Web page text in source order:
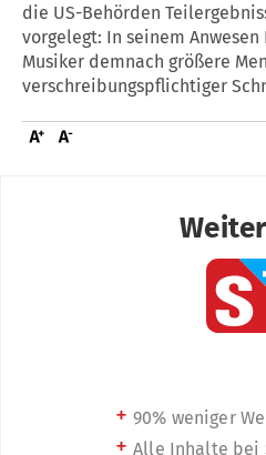
die US-Behörden
vorgelegt: In seinem
Musiker demnach größere
verschreibungspflichtiger